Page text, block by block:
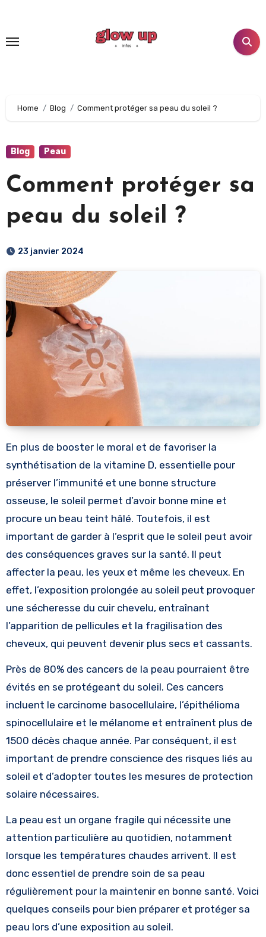
contenu
Home Blog Comment protéger sa peau du soleil ?
Blog Peau
Comment protéger sa
peau du soleil ?
23 janvier 2024
En plus de booster le moral et de favoriser la
synthétisation de la vitamine D, essentielle pour
préserver l’immunité et une bonne structure
osseuse, le soleil permet d’avoir bonne mine et
procure un beau teint hâlé. Toutefois, il est
important de garder à l’esprit que le soleil peut avoir
des conséquences graves sur la santé. Il peut
affecter la peau, les yeux et même les cheveux. En
effet, l’exposition prolongée au soleil peut provoquer
une sécheresse du cuir chevelu, entraînant
l’apparition de pellicules et la fragilisation des
cheveux, qui peuvent devenir plus secs et cassants.
Près de 80% des cancers de la peau pourraient être
évités en se protégeant du soleil. Ces cancers
incluent le carcinome basocellulaire, l’épithélioma
spinocellulaire et le mélanome et entraînent plus de
1500 décès chaque année. Par conséquent, il est
important de prendre conscience des risques liés au
soleil et d’adopter toutes les mesures de protection
solaire nécessaires.
La peau est un organe fragile qui nécessite une
attention particulière au quotidien, notamment
lorsque les températures chaudes arrivent. Il est
donc essentiel de prendre soin de sa peau
régulièrement pour la maintenir en bonne santé. Voici
quelques conseils pour bien préparer et protéger sa
peau lors d’une exposition au soleil.